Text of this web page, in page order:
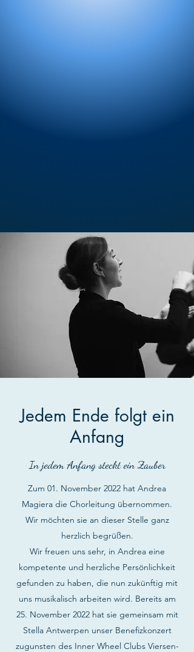
Jedem Ende folgt ein
Anfang
In jedem Anfang steckt ein Zauber
Zum 01. November 2022 hat Andrea
Magiera die Chorleitung übernommen.
Wir möchten sie an dieser Stelle ganz
herzlich begrüßen.
Wir freuen uns sehr, in Andrea eine
kompetente und herzliche Persönlichkeit
gefunden zu haben, die nun zukünftig mit
uns musikalisch arbeiten wird. Bereits am
25. November 2022 hat sie gemeinsam mit
Stella Antwerpen unser Benefizkonzert
zugunsten des Inner Wheel Clubs Viersen-